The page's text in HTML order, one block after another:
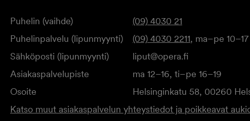
Puhelin (vaihde)
(09) 4030 21
Puhelinpalvelu (lipunmyynti)
(09) 4030 2211, ma–pe 10–17
Sähköposti (lipunmyynti)
liput@opera.fi
Asiakaspalvelupiste
ma 12–16, ti–pe 16–19
Osoite
Helsinginkatu 58, 00260
Katso muut asiakaspalvelun yhteystiedot ja poikkeavat